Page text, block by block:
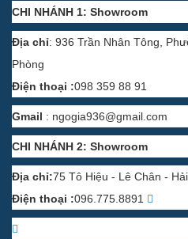
CHI NHÁNH 1: Showroom
Địa chỉ: 936 Trần Nhân Tông,
Phòng
Điện thoại :098 359 88 91
Gmail : ngogia936@gmail.com
CHI NHÁNH 2: Showroom
Địa chỉ:75 Tô Hiệu - Lê Chân -
Điện thoại :096.775.8891